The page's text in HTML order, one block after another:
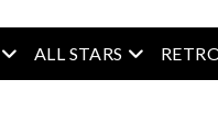
open menu
ALL STARS open